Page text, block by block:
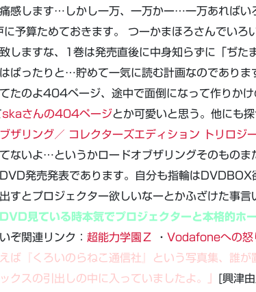
感します…しかし一万、一万かー…一万あれば
予算ためておきます。 つーかまほろさんでいろ
しますな、1巻は発売直後に中身知らずに「ぢた
ぱったりと…貯めて一気に読む計画なのでありま
たのよ404ページ、途中で面倒になって作りか
skaさんの404ページとか可愛いと思う。他にも
ザリング／ コレクターズエディション トリロジ
ないよ…というかロードオブザリングそのものま
発売発表であります。自分も指輪は
すとプロジェクター欲しいなーとかふざけた事言
見ている時本気でプロジェクターと本格的ホ
ぞ関連リンク： 超能力学園Ｚ ・ Vodafoneへの怒
えば『くろいのらねこ通信社』という写真集、誰
クスの引出しの中に入っていましたよ。」
[興津